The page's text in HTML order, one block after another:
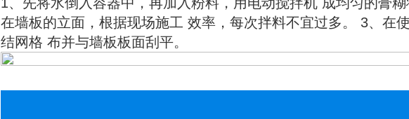
在墙板的立面，根据现场施工 效率，每次拌料不宜过多。 3、在
结网格 布并与墙板板面刮平。